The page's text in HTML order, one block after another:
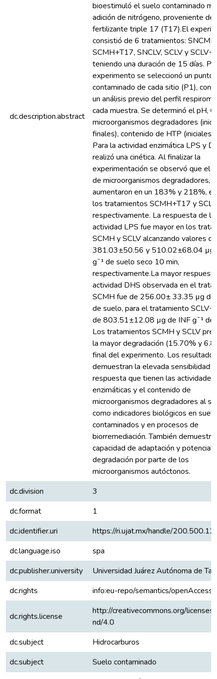
dc.description.abstract
bioestimuló el suelo contaminado
adición de nitrógeno, proveniente del
fertilizante triple 17 (T17).El
consistió de 6 tratamientos:
SCMH+T17, SNCLV, SCLV y
teniendo una duración de 15 días.
experimento se seleccionó un punto
contaminado de cada sitio (P1), con
un análisis previo del perfil
cada muestra. Se determinó el pH,
microorganismos degradadores
finales), contenido de HTP (iniciales
Para la actividad enzimática LPS y
realizó una cinética. Al finalizar la
experimentación se observó que el
de microorganismos degradadores,
aumentaron en un 183% y 218%,
los tratamientos SCMH+T17 y
respectivamente. La respuesta de la
actividad LPS fue mayor en los
SCMH y SCLV alcanzando valores de
381.03±50.56 y 510.02±68.04 µg
gˉ¹ de suelo seco 10 min,
respectivamente.La mayor
actividad DHS observada en el
SCMH fue de 256.00± 33.35 µg de
de suelo, para el tratamiento
de 803.51±12.08 µg de INF gˉ¹ de
Los tratamientos SCMH y SCLV
la mayor degradación (15.70% y
final del experimento. Los resultados
demuestran la elevada sensibilidad
respuesta que tienen las actividades
enzimáticas y el contenido de
microorganismos degradadores al
como indicadores biológicos en
contaminados y en procesos de
biorremediación. También
capacidad de adaptación y potencial
degradación por parte de los
microorganismos autóctonos.
dc.division
3
dc.format
1
dc.identifier.uri
https://ri.ujat.mx/handle/
dc.language.iso
spa
dc.publisher.university
Universidad Juárez Autónoma de
dc.rights
info:eu-repo/semantics/openAccess
dc.rights.license
http://creativecommons.org/
nd/4.0
dc.subject
Hidrocarburos
dc.subject
Suelo contaminado